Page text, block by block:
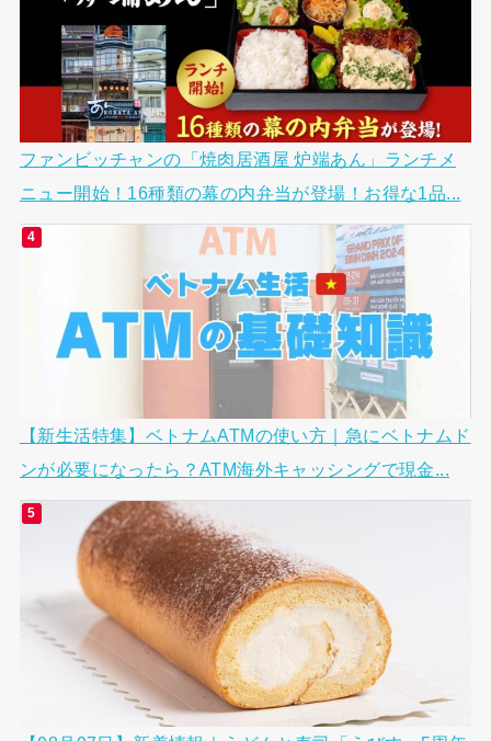
ファンビッチャンの「焼肉居酒屋 炉端あん」ランチメ
ニュー開始！16種類の幕の内弁当が登場！お得な1品...
【新生活特集】ベトナムATMの使い方｜急にベトナムド
ンが必要になったら？ATM海外キャッシングで現金...